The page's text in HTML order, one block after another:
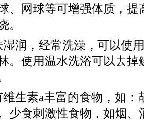
、网球等可增强体质，提
。
湿润，经常洗澡，可以使
。使用温水洗浴可以去掉
维生素a丰富的食物，如：
少食刺激性食物，如烟、